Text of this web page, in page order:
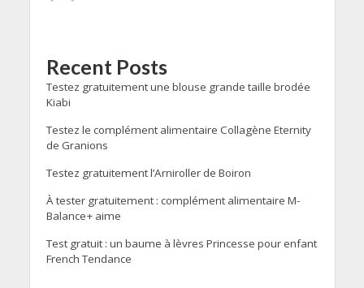
Recent Posts
Testez gratuitement une blouse grande taille brodée
Kiabi
Testez le complément alimentaire Collagène Eternity
de Granions
Testez gratuitement l’Arniroller de Boiron
À tester gratuitement : complément alimentaire M-
Balance+ aime
Test gratuit : un baume à lèvres Princesse pour enfant
French Tendance